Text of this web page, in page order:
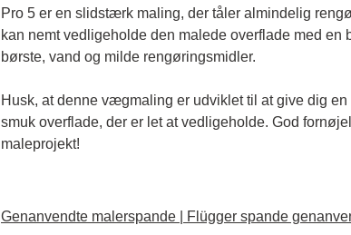
Pro 5 er en slidstærk maling, der tåler almindelig
kan nemt vedligeholde den malede overflade med en
børste, vand og milde rengøringsmidler.
Husk, at denne vægmaling er udviklet til at give dig en
smuk overflade, der er let at vedligeholde. God
maleprojekt!
Genanvendte malerspande | Flügger spande